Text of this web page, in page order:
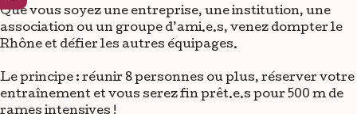
Que vous soyez une entreprise, une institution, une
association ou un groupe d’ami.e.s, venez dompter le
Rhône et défier les autres équipages.
Le principe : réunir 8 personnes ou plus, réserver votre
entraînement et vous serez fin prêt.e.s pour 500 m de